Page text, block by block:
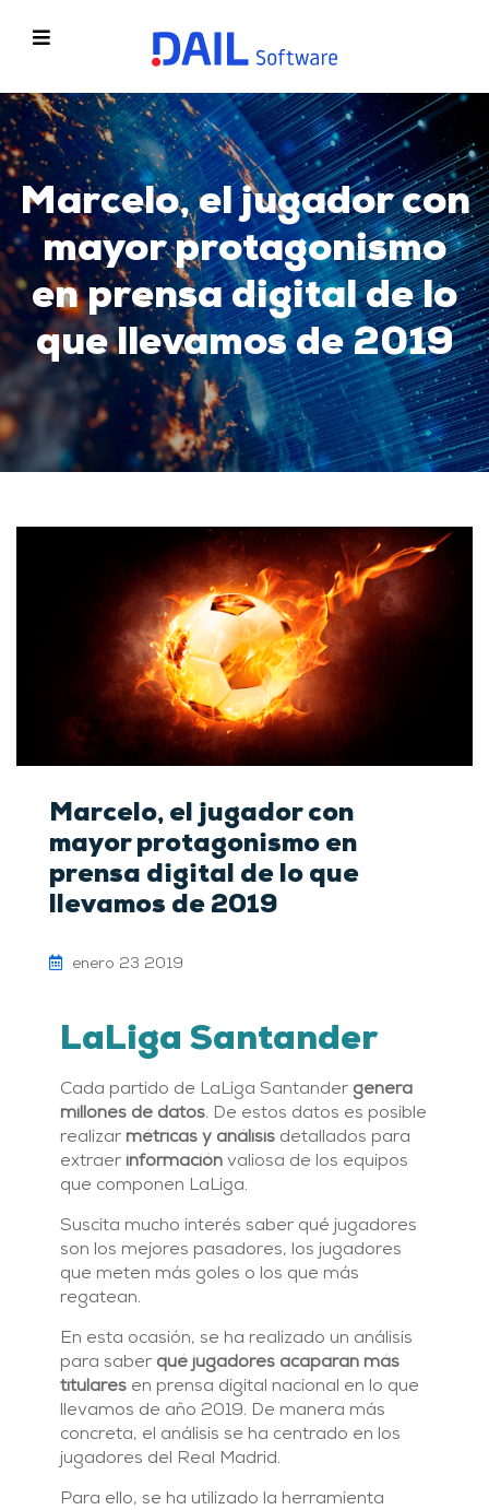
Marcelo, el jugador con
mayor protagonismo
en prensa digital de lo
que llevamos de 2019
Marcelo, el jugador con
mayor protagonismo en
prensa digital de lo que
llevamos de 2019
enero 23 2019
LaLiga Santander
Cada partido de LaLiga Santander genera
millones de datos. De estos datos es posible
realizar métricas y análisis detallados para
extraer información valiosa de los equipos
que componen LaLiga.
Suscita mucho interés saber qué jugadores
son los mejores pasadores, los jugadores
que meten más goles o los que más
regatean.
En esta ocasión, se ha realizado un análisis
para saber qué jugadores acaparan más
titulares en prensa digital nacional en lo que
llevamos de año 2019. De manera más
concreta, el análisis se ha centrado en los
jugadores del Real Madrid.
Para ello, se ha utilizado la herramienta